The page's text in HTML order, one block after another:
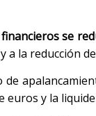
se
a la reducción
euros y la